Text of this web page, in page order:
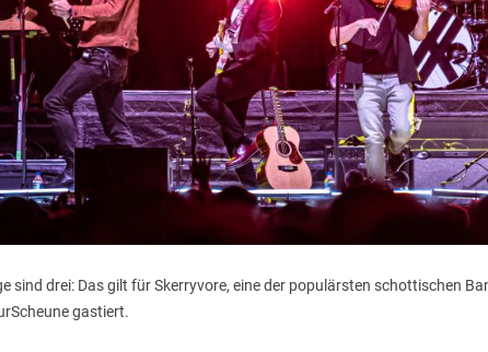
sind drei: Das gilt für Skerryvore, eine der populärsten schottischen
gastiert.